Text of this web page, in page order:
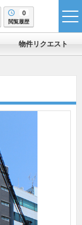
0
閲覧履歴
物件リクエスト